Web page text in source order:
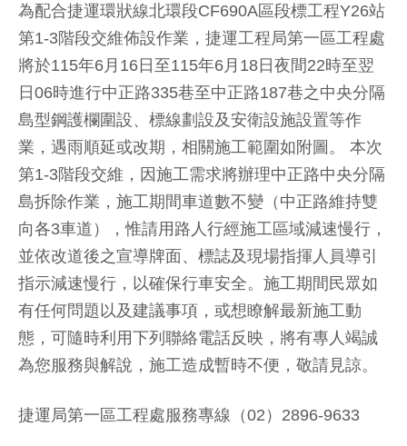
為配合捷運環狀線北環段CF690A區段標工程Y26站
第1-3階段交維佈設作業，捷運工程局第一區工程處
將於115年6月16日至115年6月18日夜間22時至翌
日06時進行中正路335巷至中正路187巷之中央分隔
島型鋼護欄圍設、標線劃設及安衛設施設置等作
業，遇雨順延或改期，相關施工範圍如附圖。 本次
第1-3階段交維，因施工需求將辦理中正路中央分隔
島拆除作業，施工期間車道數不變（中正路維持雙
向各3車道），惟請用路人行經施工區域減速慢行，
並依改道後之宣導牌面、標誌及現場指揮人員導引
指示減速慢行，以確保行車安全。施工期間民眾如
有任何問題以及建議事項，或想瞭解最新施工動
態，可隨時利用下列聯絡電話反映，將有專人竭誠
為您服務與解說，施工造成暫時不便，敬請見諒。
捷運局第一區工程處服務專線（02）2896-9633